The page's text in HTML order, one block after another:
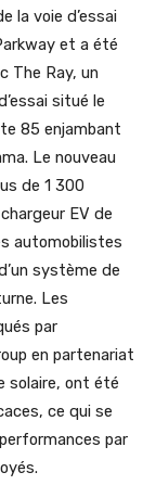
la voie d’essai
et a été
The Ray, un
situé le
85 enjambant
Le nouveau
de 1 300
EV de
automobilistes
système de
Les
par
en partenariat
solaire, ont été
ce qui se
par